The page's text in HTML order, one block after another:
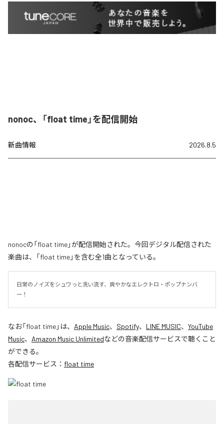
nonoc、「float time」を配信開始
新曲情報 2026.8.5
nonocの「float time」が配信開始された。今回デジタル配信された
楽曲は、「float time」を含む全1曲となっている。
日常のノイズをシュワっと洗い流す、爽やかなエレクトロ・ポップナンバ
ー！
なお「float time」は、 Apple Music、 Spotify、 LINE MUSIC、 YouTube
Music、 Amazon Music Unlimitedなどの音楽配信サービスで聴くこと
ができる。
各配信サービス： float time